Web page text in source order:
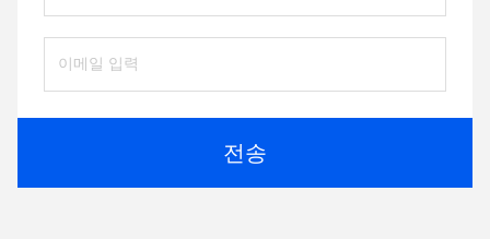
전송